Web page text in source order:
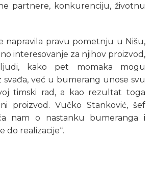
partnere, konkurenciju, životnu
napravila pravu pometnju u Nišu,
interesovanje za njihov proizvod,
kako pet momaka mogu
svađa, već u bumerang unose svu
timski rad, a kao rezultat toga
proizvod. Vučko Stanković, šef
nam o nastanku bumeranga i
do realizacije“.